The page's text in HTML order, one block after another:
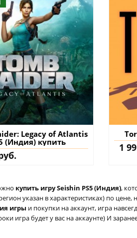
Legacy of Atlantis
(Индия) купить
1
купить игру Seishin PS5 (Индия),
указан в характеристиках) по цене,
игры и покупки на аккаунт, игра
игра будет у вас на аккаунте) И